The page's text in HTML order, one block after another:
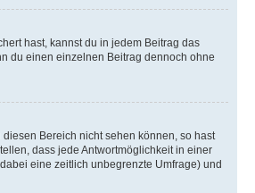
hast, kannst du in jedem Beitrag das
du einen einzelnen Beitrag dennoch ohne
Bereich nicht sehen können, so hast
dass jede Antwortmöglichkeit in einer
eine zeitlich unbegrenzte Umfrage) und